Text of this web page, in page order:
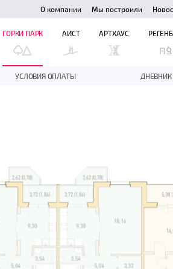
О компании Мы построили
ГОРКИ ПАРК
УСЛОВИЯ ОПЛАТЫ
АИСТ АРТХАУС